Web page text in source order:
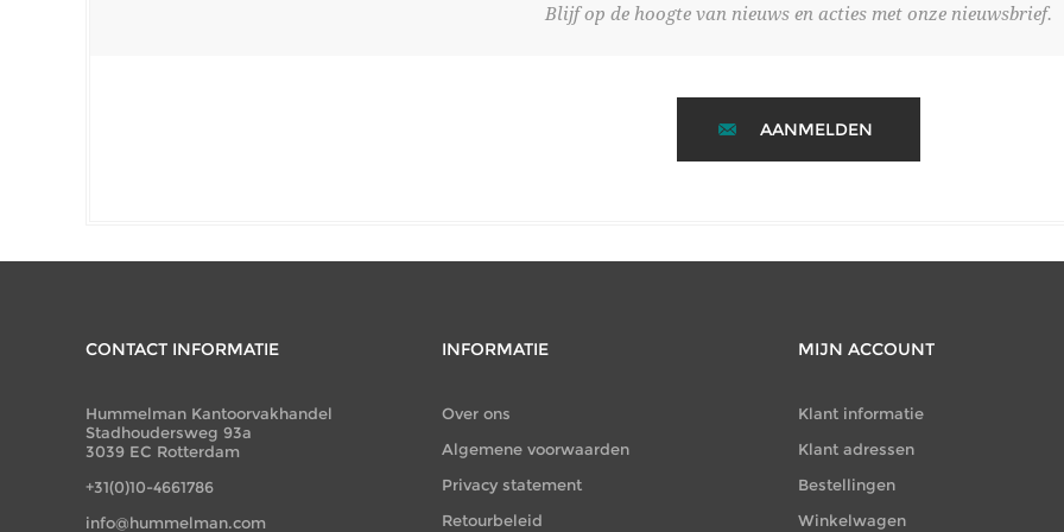
Blijf op de hoogte van nieuws en acties met onze nieuwsbrief.
AANMELDEN
CONTACT INFORMATIE
Hummelman Kantoorvakhandel
Stadhoudersweg 93a
3039 EC Rotterdam
+31(0)10-4661786
info@hummelman.com
INFORMATIE
Over ons
Algemene voorwaarden
Privacy statement
Retourbeleid
MIJN ACCOUNT
Klant informatie
Klant adressen
Bestellingen
Winkelwagen